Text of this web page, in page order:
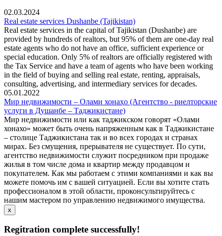
02.03.2024
Real estate services Dushanbe (Tajikistan)
Real estate services in the capital of Tajikistan (Dushanbe) are
provided by hundreds of realtors, but 95% of them are one-day real
estate agents who do not have an office, sufficient experience or
special education. Only 5% of realtors are officially registered with
the Tax Service and have a team of agents who have been working
in the field of buying and selling real estate, renting, appraisals,
consulting, advertising, and intermediary services for decades.
05.01.2022
Мир недвижимости – Олами хонаҳо (Агентство - риелторские
услуги в Душанбе – Таджикистане)
Мир недвижимости или как таджикском говорят «Олами
хонахо» может быть очень напряженным как в Таджикистане
– столице Таджикистана так и во всех городах и странах
мирах. Без смущения, прерывателя не существует. По сути,
агентство недвижимости служит посредником при продаже
жилья в том числе дома и квартир между продавцом и
покупателем. Как мы работаем с этими компаниями и как вы
можете помочь им с вашей ситуацией. Если вы хотите стать
профессионалом в этой области, проконсультируйтесь с
нашим мастером по управлению недвижимого имущества.
x
Regitration complete successfully!